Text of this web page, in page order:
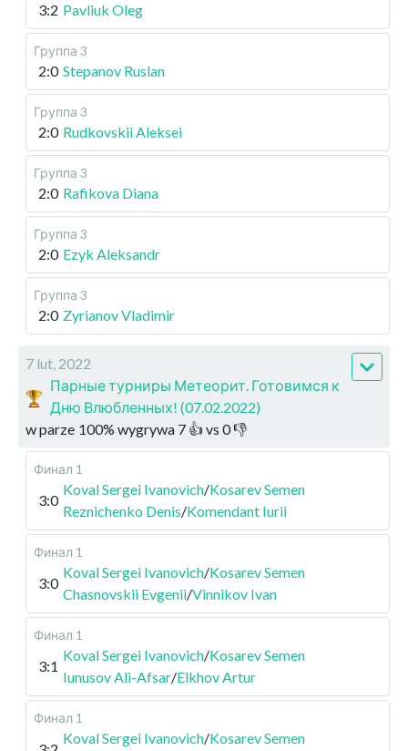
3:2 Pavliuk Oleg
Группа 3
2:0 Stepanov Ruslan
Группа 3
2:0 Rudkovskii Aleksei
Группа 3
2:0 Rafikova Diana
Группа 3
2:0 Ezyk Aleksandr
Группа 3
2:0 Zyrianov Vladimir
7 lut, 2022
Парные турниры Метеорит. Готовимся к
Дню Влюбленных! (07.02.2022)
w parze 100% wygrywa 7 👍 vs 0👎
Финал 1
3:0
Koval Sergei Ivanovich/Kosarev Semen
Reznichenko Denis/Komendant Iurii
Финал 1
3:0
Koval Sergei Ivanovich/Kosarev Semen
Chasnovskii Evgenii/Vinnikov Ivan
Финал 1
3:1
Koval Sergei Ivanovich/Kosarev Semen
Iunusov Ali-Afsar/Elkhov Artur
Финал 1
Koval Sergei Ivanovich/Kosarev Semen